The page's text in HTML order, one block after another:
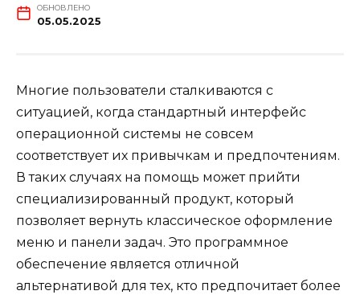
ОБНОВЛЕНО
05.05.2025
Многие пользователи сталкиваются с
ситуацией, когда стандартный интерфейс
операционной системы не совсем
соответствует их привычкам и предпочтениям.
В таких случаях на помощь может прийти
специализированный продукт, который
позволяет вернуть классическое оформление
меню и панели задач. Это программное
обеспечение является отличной
альтернативой для тех, кто предпочитает более